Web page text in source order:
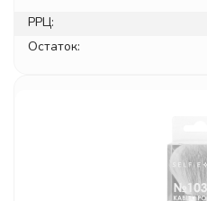
РРЦ:
Остаток: